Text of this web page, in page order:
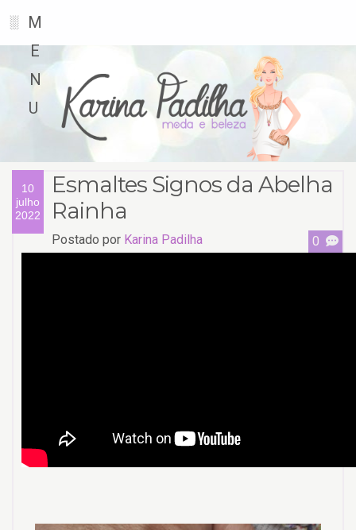
░
M
E
N
U
10
julho
2022
Esmaltes Signos da Abelha
Rainha
Postado por Karina Padilha 0